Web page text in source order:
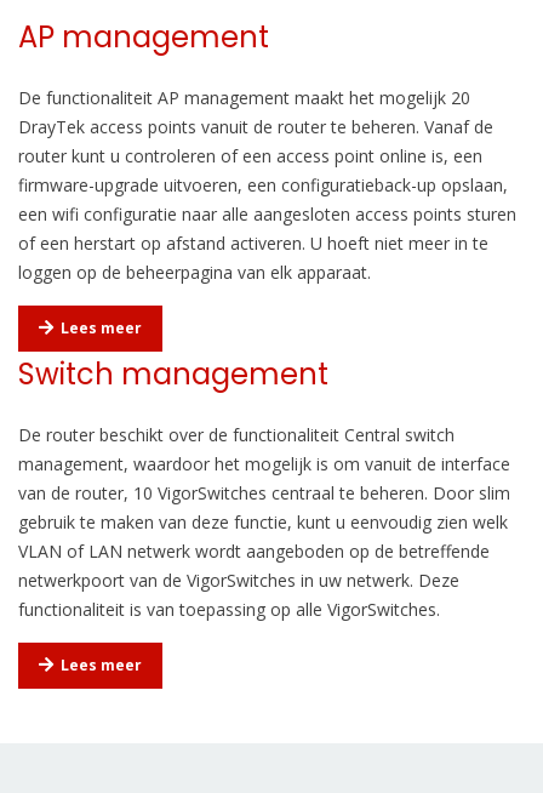
AP management
De functionaliteit AP management maakt het mogelijk 20
DrayTek access points vanuit de router te beheren. Vanaf de
router kunt u controleren of een access point online is, een
firmware-upgrade uitvoeren, een configuratieback-up opslaan,
een wifi configuratie naar alle aangesloten access points sturen
of een herstart op afstand activeren. U hoeft niet meer in te
loggen op de beheerpagina van elk apparaat.
Lees meer
Switch management
De router beschikt over de functionaliteit Central switch
management, waardoor het mogelijk is om vanuit de interface
van de router, 10 VigorSwitches centraal te beheren. Door slim
gebruik te maken van deze functie, kunt u eenvoudig zien welk
VLAN of LAN netwerk wordt aangeboden op de betreffende
netwerkpoort van de VigorSwitches in uw netwerk. Deze
functionaliteit is van toepassing op alle VigorSwitches.
Lees meer